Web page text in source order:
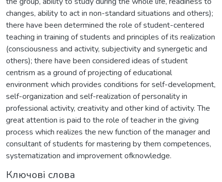
changes, ability to act in non-standard situations and others);
there have been determined the role of student-centered
teaching in training of students and principles of its realization
(consciousness and activity, subjectivity and synergetic and
others); there have been considered ideas of student
centrism as a ground of projecting of educational
environment which provides conditions for self-development,
self-organization and self-realization of personality in
professional activity, creativity and other kind of activity. The
great attention is paid to the role of teacher in the giving
process which realizes the new function of the manager and
consultant of students for mastering by them competences,
systematization and improvement ofknowledge.
Ключові слова